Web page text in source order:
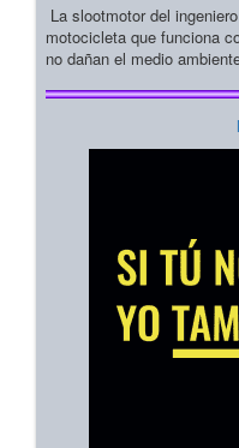
La slootmotor del
motocicleta que funciona
no dañan el medio